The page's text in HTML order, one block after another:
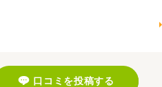
口コミを投稿する